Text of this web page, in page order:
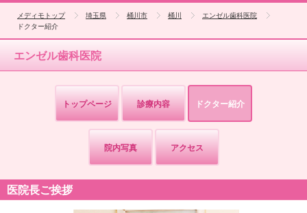
メディモトップ 埼玉県 桶川市 桶川
エンゼル歯科医院
ドクター紹介
エンゼル歯科医院
トップページ 診療内容 ドクター紹介
院内写真 アクセス
医院長ご挨拶